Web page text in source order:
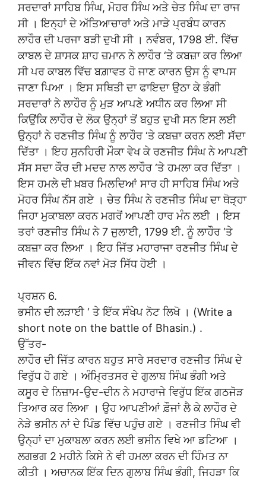
ਸਰਦਾਰਾਂ ਸਾਹਿਬ ਸਿੰਘ, ਮੋਹਰ ਸਿੰਘ ਅਤੇ ਚੇਤ ਸਿੰਘ ਦਾ ਰਾਜ
ਸੀ । ਇਨ੍ਹਾਂ ਦੇ ਅੱਤਿਆਚਾਰਾਂ ਅਤੇ ਮਾੜੇ ਪ੍ਰਬੰਧ ਕਾਰਨ
ਲਾਹੌਰ ਦੀ ਪਰਜਾ ਬੜੀ ਦੁਖੀ ਸੀ । ਨਵੰਬਰ, 1798 ਈ. ਵਿੱਚ
ਕਾਬਲ ਦੇ ਸ਼ਾਸਕ ਸ਼ਾਹ ਜ਼ਮਾਨ ਨੇ ਲਾਹੌਰ ‘ਤੇ ਕਬਜ਼ਾ ਕਰ ਲਿਆ
ਸੀ ਪਰ ਕਾਬਲ ਵਿੱਚ ਬਗ਼ਾਵਤ ਹੋ ਜਾਣ ਕਾਰਨ ਉਸ ਨੂੰ ਵਾਪਸ
ਜਾਣਾ ਪਿਆ । ਇਸ ਸਥਿਤੀ ਦਾ ਫਾਇਦਾ ਉਠਾ ਕੇ ਭੰਗੀ
ਸਰਦਾਰਾਂ ਨੇ ਲਾਹੌਰ ਨੂੰ ਮੁੜ ਆਪਣੇ ਅਧੀਨ ਕਰ ਲਿਆ ਸੀ
ਕਿਉਂਕਿ ਲਾਹੌਰ ਦੇ ਲੋਕ ਉਨ੍ਹਾਂ ਤੋਂ ਬਹੁਤ ਦੁਖੀ ਸਨ ਇਸ ਲਈ
ਉਨ੍ਹਾਂ ਨੇ ਰਣਜੀਤ ਸਿੰਘ ਨੂੰ ਲਾਹੌਰ ‘ਤੇ ਕਬਜ਼ਾ ਕਰਨ ਲਈ ਸੱਦਾ
ਦਿੱਤਾ । ਇਹ ਸੁਨਹਿਰੀ ਮੌਕਾ ਵੇਖ ਕੇ ਰਣਜੀਤ ਸਿੰਘ ਨੇ ਆਪਣੀ
ਸੱਸ ਸਦਾ ਕੌਰ ਦੀ ਮਦਦ ਨਾਲ ਲਾਹੌਰ ‘ਤੇ ਹਮਲਾ ਕਰ ਦਿੱਤਾ ।
ਇਸ ਹਮਲੇ ਦੀ ਖ਼ਬਰ ਮਿਲਦਿਆਂ ਸਾਰ ਹੀ ਸਾਹਿਬ ਸਿੰਘ ਅਤੇ
ਮੋਹਰ ਸਿੰਘ ਨੱਸ ਗਏ । ਚੇਤ ਸਿੰਘ ਨੇ ਰਣਜੀਤ ਸਿੰਘ ਦਾ ਥੋੜ੍ਹਾ
ਜਿਹਾ ਮੁਕਾਬਲਾ ਕਰਨ ਮਗਰੋਂ ਆਪਣੀ ਹਾਰ ਮੰਨ ਲਈ । ਇਸ
ਤਰਾਂ ਰਣਜੀਤ ਸਿੰਘ ਨੇ 7 ਜੁਲਾਈ, 1799 ਈ. ਨੂੰ ਲਾਹੌਰ ‘ਤੇ
ਕਬਜ਼ਾ ਕਰ ਲਿਆ । ਇਹ ਜਿੱਤ ਮਹਾਰਾਜਾ ਰਣਜੀਤ ਸਿੰਘ ਦੇ
ਜੀਵਨ ਵਿੱਚ ਇੱਕ ਨਵਾਂ ਮੋੜ ਸਿੱਧ ਹੋਈ ।
ਪ੍ਰਸ਼ਨ 6.
ਭਸੀਨ ਦੀ ਲੜਾਈ ‘ ਤੇ ਇੱਕ ਸੰਖੇਪ ਨੋਟ ਲਿਖੋ । (Write a
short note on the battle of Bhasin.) .
ਉੱਤਰ-
ਲਾਹੌਰ ਦੀ ਜਿੱਤ ਕਾਰਨ ਬਹੁਤ ਸਾਰੇ ਸਰਦਾਰ ਰਣਜੀਤ ਸਿੰਘ ਦੇ
ਵਿਰੁੱਧ ਹੋ ਗਏ । ਅੰਮ੍ਰਿਤਸਰ ਦੇ ਗੁਲਾਬ ਸਿੰਘ ਭੰਗੀ ਅਤੇ
ਕਸੂਰ ਦੇ ਨਿਜ਼ਾਮ-ਉਦ-ਦੀਨ ਨੇ ਮਹਾਰਾਜੇ ਵਿਰੁੱਧ ਇੱਕ ਗਠਜੋੜ
ਤਿਆਰ ਕਰ ਲਿਆ । ਉਹ ਆਪਣੀਆਂ ਫ਼ੌਜਾਂ ਲੈ ਕੇ ਲਾਹੌਰ ਦੇ
ਨੇੜੇ ਭਸੀਨ ਨਾਂ ਦੇ ਪਿੰਡ ਵਿੱਚ ਪਹੁੰਚ ਗਏ । ਰਣਜੀਤ ਸਿੰਘ ਵੀ
ਉਨ੍ਹਾਂ ਦਾ ਮੁਕਾਬਲਾ ਕਰਨ ਲਈ ਭਸੀਨ ਵਿਖੇ ਆ ਡਟਿਆ ।
ਲਗਭਗ 2 ਮਹੀਨੇ ਕਿਸੇ ਨੇ ਵੀ ਹਮਲਾ ਕਰਨ ਦੀ ਹਿੰਮਤ ਨਾ
ਕੀਤੀ । ਅਚਾਨਕ ਇੱਕ ਦਿਨ ਗੁਲਾਬ ਸਿੰਘ ਭੰਗੀ, ਜਿਹੜਾ ਕਿ